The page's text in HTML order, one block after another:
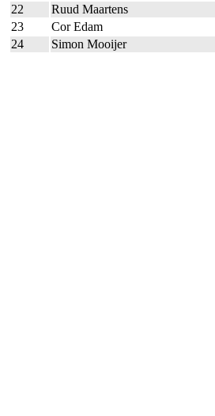
22
Ruud Maartens
23
Cor Edam
24
Simon Mooijer